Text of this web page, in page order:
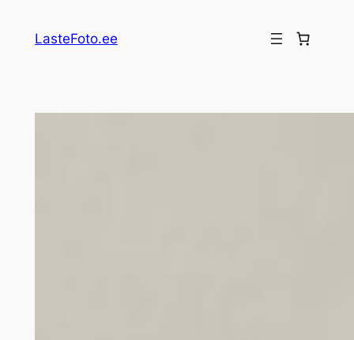
LasteFoto.ee